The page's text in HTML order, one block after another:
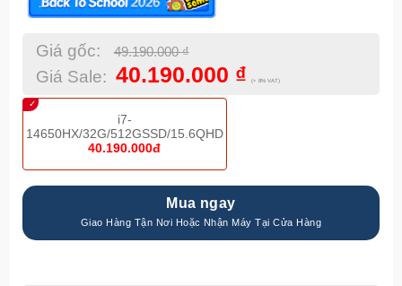
Giá gốc: 49.190.000₫
Giá Sale: 40.190.000 ₫ (+ 8% VAT)
i7-
14650HX/32G/512GSSD/15.6QHD
40.190.000đ
Mua ngay